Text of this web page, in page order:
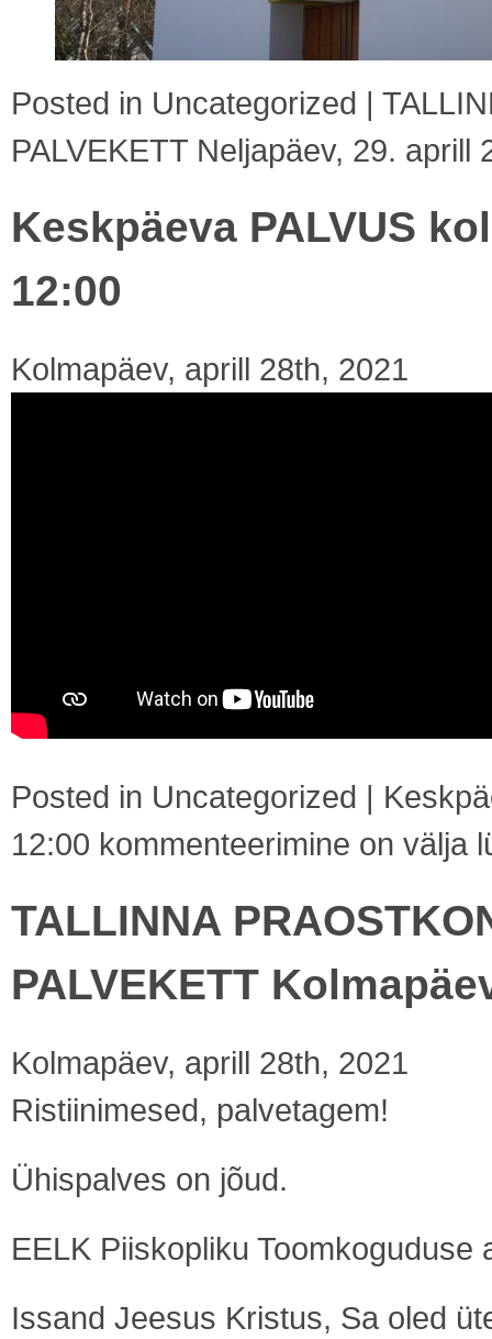
Posted in Uncategorized |
PALVEKETT Neljapäev, 29. aprill
Keskpäeva PALVUS
12:00
Kolmapäev, aprill 28th, 2021
Posted in Uncategorized |
12:00 kommenteerimine on välja
TALLINNA
PALVEKETT
Kolmapäev, aprill 28th, 2021
Ristiinimesed, palvetagem!
Ühispalves on jõud.
EELK Piiskopliku Toomkoguduse
Issand Jeesus Kristus, Sa oled